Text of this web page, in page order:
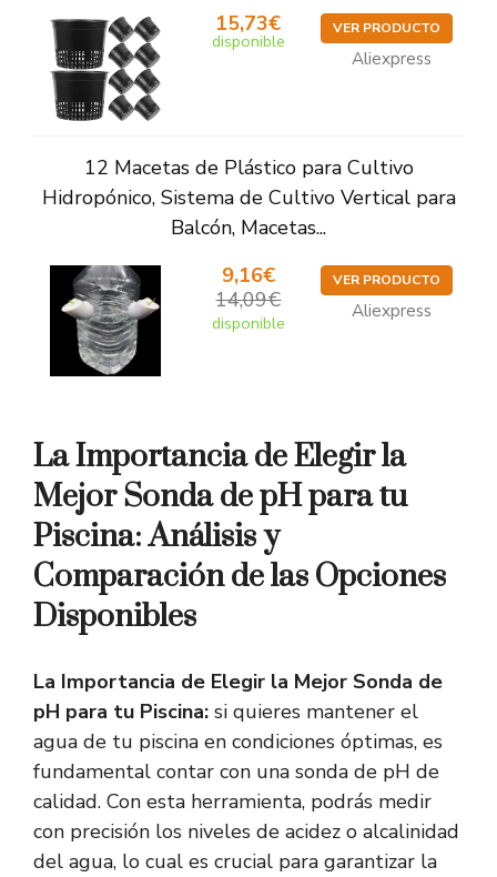
15,73€
disponible
VER PRODUCTO
Aliexpress
12 Macetas de Plástico para Cultivo
Hidropónico, Sistema de Cultivo Vertical para
Balcón, Macetas...
9,16€
14,09€
disponible
VER PRODUCTO
Aliexpress
La Importancia de Elegir la
Mejor Sonda de pH para tu
Piscina: Análisis y
Comparación de las Opciones
Disponibles
La Importancia de Elegir la Mejor Sonda de
pH para tu Piscina: si quieres mantener el
agua de tu piscina en condiciones óptimas, es
fundamental contar con una sonda de pH de
calidad. Con esta herramienta, podrás medir
con precisión los niveles de acidez o alcalinidad
del agua, lo cual es crucial para garantizar la